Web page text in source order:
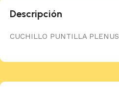
Descripción
CUCHILLO PUNTILLA PLENUS